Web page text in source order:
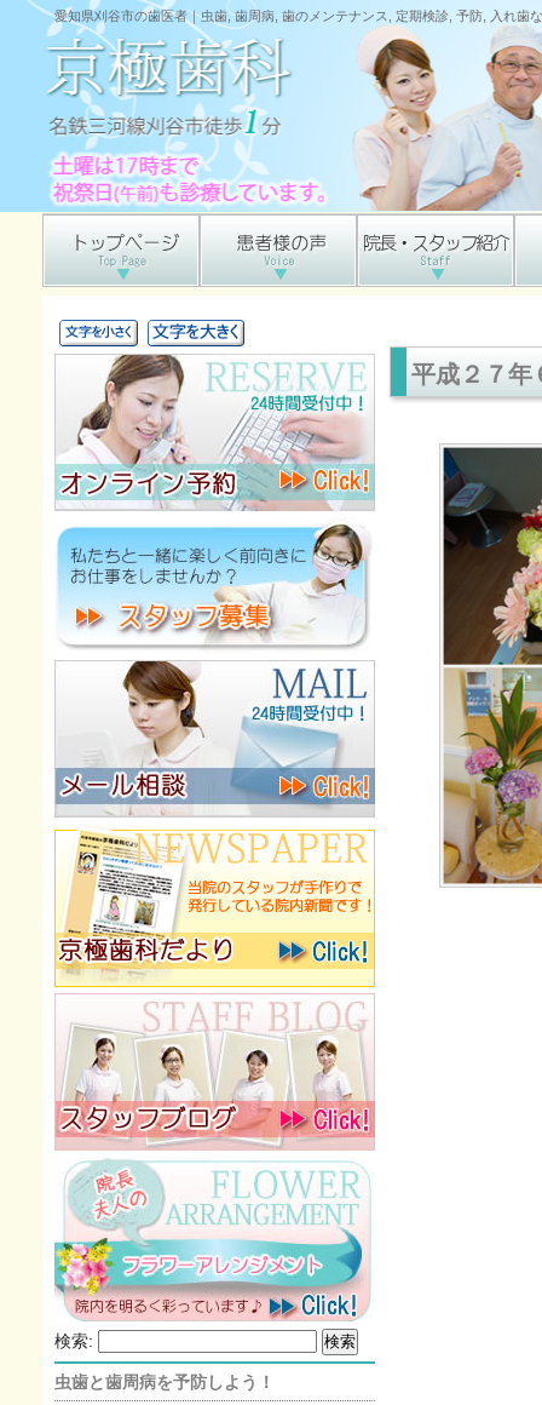
愛知県刈谷市の歯医者｜虫歯, 歯周病, 歯のメンテナンス, 定期検診, 予防, 入れ歯
平成２７年
検索:
虫歯と歯周病を予防しよう！